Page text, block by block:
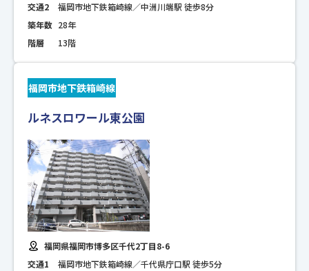
交通2
福岡市地下鉄箱崎線／中洲川端駅 徒歩8分
築年数 28年
階層
13階
福岡市地下鉄箱崎線
ルネスロワール東公園
福岡県福岡市博多区千代2丁目8-6
交通1
福岡市地下鉄箱崎線／千代県庁口駅 徒歩5分